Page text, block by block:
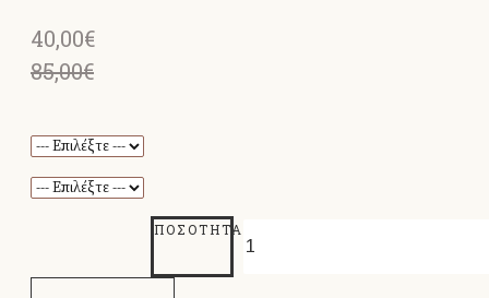
40,00€
85,00€
ΠΟΣΌΤΗΤΑ